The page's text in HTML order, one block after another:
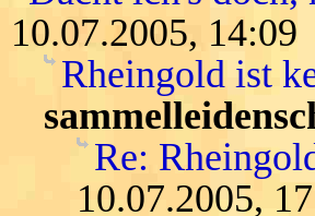
10.07.2005, 14:09
Rheingold ist
Re:
10.07.2005,